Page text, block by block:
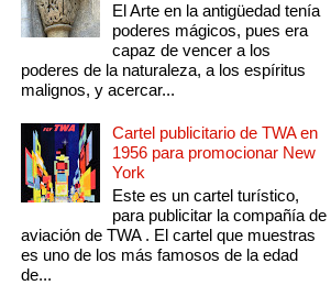
El Arte en la antigüedad tenía
poderes mágicos, pues era
capaz de vencer a los
poderes de la naturaleza, a los espíritus
malignos, y acercar...
Cartel publicitario de TWA en
1956 para promocionar New
York
Este es un cartel turístico,
para publicitar la compañía de
aviación de TWA . El cartel que muestras
es uno de los más famosos de la edad
de...